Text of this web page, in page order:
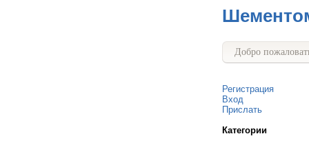
Добро
Регистрация
Вход
Прислать
Категории